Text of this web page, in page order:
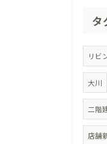
タ
リビ
大川
二階
店舗